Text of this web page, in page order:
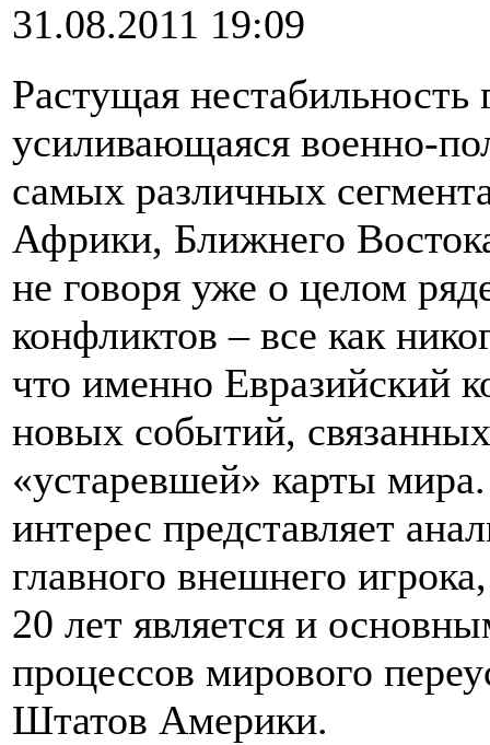
31.08.2011 19:09
Растущая
усиливающаяся военно-
самых различных
Африки, Ближнего
не говоря уже о целом
конфликтов – все как
что именно Евразийский
новых событий,
«устаревшей» карты
интерес представляет
главного внешнего
20 лет является и
процессов мирового
Штатов Америки.